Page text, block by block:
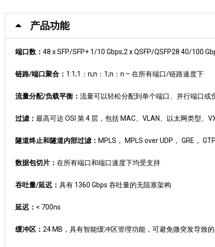
产品功能
端口数： 48 x SFP/SFP+ 1/10 Gbps;2 x QSFP/QSFP28 40/100
链路/端口聚合： 1:1;1：n;n：1;n：n – 在所有端口/链路速度下
流量分配/负载平衡： 流量可以轻松分配到单个端口、并行端口或
过滤： 最高可达 OSI 第 4 层，包括 MAC、VLAN、以太网类型、
隧道终止和隧道内部过滤： MPLS， MPLS over UDP， GRE，
数据包切片： 在所有端口和端口速度下均受支持
吞吐量/延迟： 具有 1360 Gbps 吞吐量的无阻塞架构
延迟： < 700ns
缓冲区： 24 MB，具有智能缓冲区管理功能，可避免微突发导致